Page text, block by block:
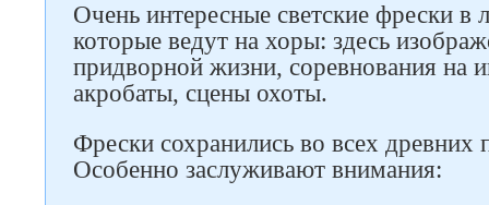
Очень интересные светские фрески
которые ведут на хоры: здесь
придворной жизни, соревнования на
акробаты, сцены охоты.
Фрески сохранились во всех
Особенно заслуживают внимания: